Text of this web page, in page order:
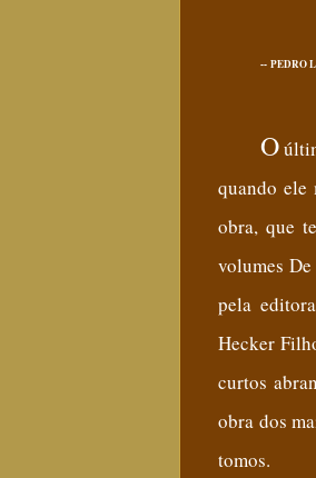
-- PEDRO
O
quando ele
obra, que
volumes De
pela
Hecker
curtos
obra dos
tomos.